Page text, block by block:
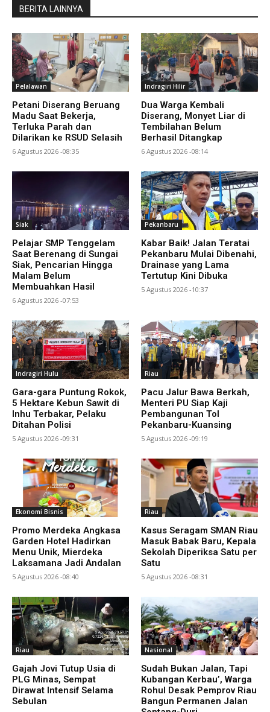
BERITA LAINNYA
Pelalawan
Petani Diserang Beruang
Madu Saat Bekerja,
Terluka Parah dan
Dilarikan ke RSUD Selasih
6 Agustus 2026 -08:35
Indragiri Hilir
Dua Warga Kembali
Diserang, Monyet Liar di
Tembilahan Belum
Berhasil Ditangkap
6 Agustus 2026 -08:14
Siak
Pelajar SMP Tenggelam
Saat Berenang di Sungai
Siak, Pencarian Hingga
Malam Belum
Membuahkan Hasil
6 Agustus 2026 -07:53
Pekanbaru
Kabar Baik! Jalan Teratai
Pekanbaru Mulai Dibenahi,
Drainase yang Lama
Tertutup Kini Dibuka
5 Agustus 2026 -10:37
Indragiri Hulu
Gara-gara Puntung Rokok,
5 Hektare Kebun Sawit di
Inhu Terbakar, Pelaku
Ditahan Polisi
5 Agustus 2026 -09:31
Riau
Pacu Jalur Bawa Berkah,
Menteri PU Siap Kaji
Pembangunan Tol
Pekanbaru-Kuansing
5 Agustus 2026 -09:19
Ekonomi Bisnis
Promo Merdeka Angkasa
Garden Hotel Hadirkan
Menu Unik, Mierdeka
Laksamana Jadi Andalan
5 Agustus 2026 -08:40
Riau
Kasus Seragam SMAN Riau
Masuk Babak Baru, Kepala
Sekolah Diperiksa Satu per
Satu
5 Agustus 2026 -08:31
Riau
Gajah Jovi Tutup Usia di
PLG Minas, Sempat
Dirawat Intensif Selama
Sebulan
Nasional
Sudah Bukan Jalan, Tapi
Kubangan Kerbau’, Warga
Rohul Desak Pemprov Riau
Bangun Permanen Jalan